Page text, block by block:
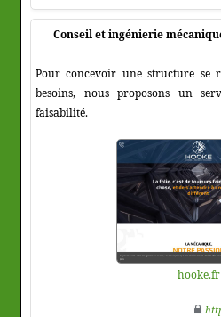
Conseil et ingénierie
Pour concevoir une structure se
besoins, nous proposons un
faisabilité.
hooke.fr